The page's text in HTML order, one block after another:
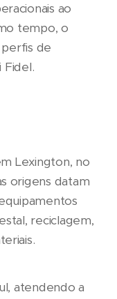
ao
tempo, o
de
Fidel.
Lexington, no
origens datam
reciclagem,
atendendo a